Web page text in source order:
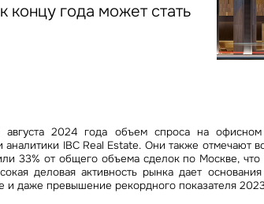
года может стать
августа 2024 года объем спроса на
аналитики IBC Real Estate. Они также
33% от общего объема сделок по Москве,
деловая активность рынка дает
и даже превышение рекордного показателя
Отправить